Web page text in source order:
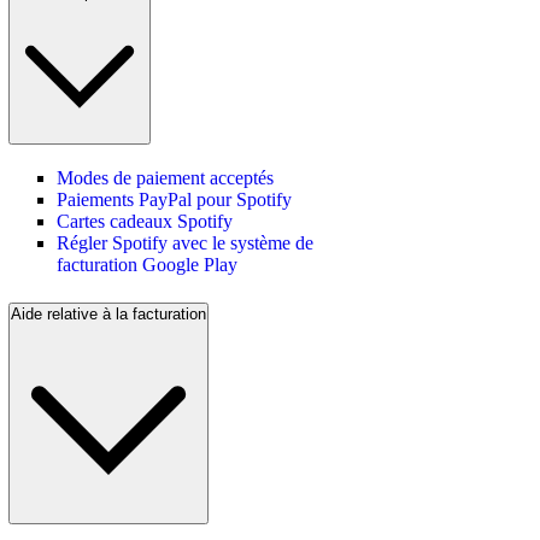
Modes de paiement acceptés
Paiements PayPal pour Spotify
Cartes cadeaux Spotify
Régler Spotify avec le système de
facturation Google Play
Aide relative à la facturation